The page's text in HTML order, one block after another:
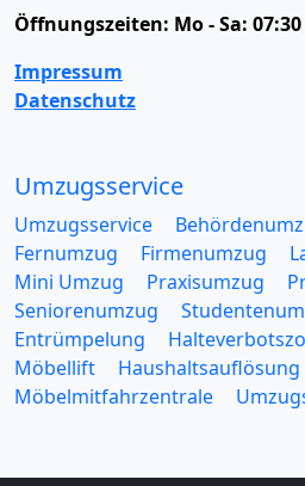
Öffnungszeiten: Mo - Sa:
Impressum
Datenschutz
Umzugsservice
Umzugsservice
Fernumzug
Firmenumzug
Mini Umzug
Praxisumzug
Seniorenumzug
Entrümpelung
Möbellift
Haushaltsauflösung
Möbelmitfahrzentrale